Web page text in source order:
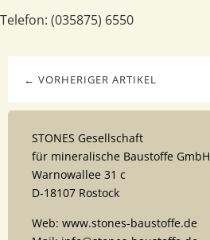
Telefon: (035875) 6550
← VORHERIGER ARTIKEL
STONES Gesellschaft
für mineralische Baustoffe GmbH
Warnowallee 31 c
D-18107 Rostock
Web: www.stones-baustoffe.de